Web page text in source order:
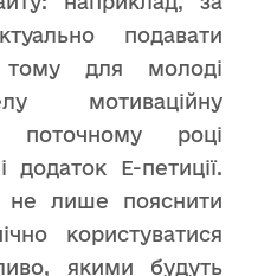
подавати
тому для молоді
мотиваційну
році
додаток Е-петиції.
лише пояснити
користуватися
якими будуть